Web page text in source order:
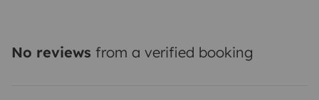
No reviews from a verified booking